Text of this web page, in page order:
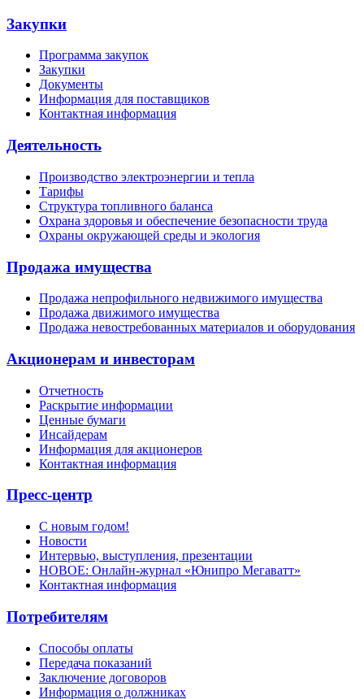
Закупки
Программа закупок
Закупки
Документы
Информация для поставщиков
Контактная информация
Деятельность
Производство электроэнергии и тепла
Тарифы
Структура топливного баланса
Охрана здоровья и обеспечение безопасности труда
Охраны окружающей среды и экология
Продажа имущества
Продажа непрофильного недвижимого имущества
Продажа движимого имущества
Продажа невостребованных материалов и оборудования
Акционерам и инвесторам
Отчетность
Раскрытие информации
Ценные бумаги
Инсайдерам
Информация для акционеров
Контактная информация
Пресс-центр
С новым годом!
Новости
Интервью, выступления, презентации
НОВОЕ: Онлайн-журнал «Юнипро Мегаватт»
Контактная информация
Потребителям
Способы оплаты
Передача показаний
Заключение договоров
Информация о должниках